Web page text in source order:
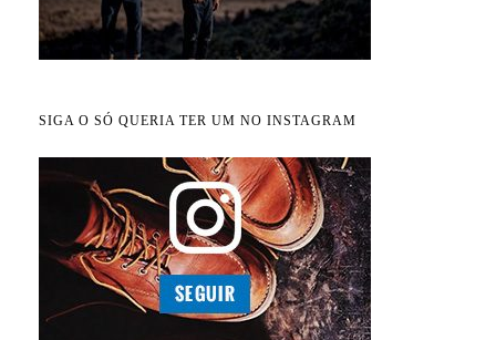
SIGA O SÓ QUERIA TER UM NO INSTAGRAM